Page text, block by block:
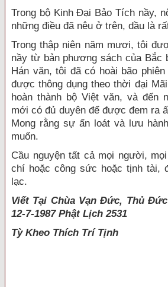
Trong bộ Kinh Đại Bảo Tích nầy,
những điều đã nêu ở trên, dầu là
Trong thập niên năm mươi, tôi
nầy từ bản phương sách của Bắc
Hán văn, tôi đã có hoài bão
được thông dụng theo thời đại
hoàn thành bộ Việt văn, và đến
mới có đủ duyên để được đem ra
Mong rằng sự ấn loát và lưu
muốn.
Cầu nguyện tất cả mọi người,
chí hoặc công sức hoặc tịnh tài,
lạc.
Viết Tại Chùa Vạn Đức, Thủ
12-7-1987 Phật Lịch 2531
Tỳ Kheo Thích Trí Tịnh